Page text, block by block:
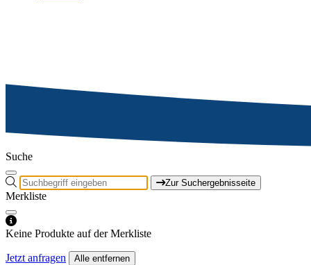
Suche
Zur Suchergebnisseite
Merkliste
Keine Produkte auf der Merkliste
Jetzt anfragen Alle entfernen